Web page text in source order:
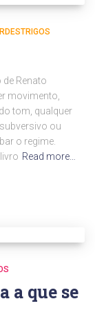
Renato
movimento,
tom, qualquer
ou
o regime.
Read more…
a que se